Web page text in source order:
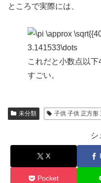
ところで実際には、
これだと小数点以下
すごい。
未分類 子供 子供 正方形
シ
X
Pocket